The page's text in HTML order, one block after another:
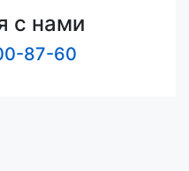
с нами
87-60